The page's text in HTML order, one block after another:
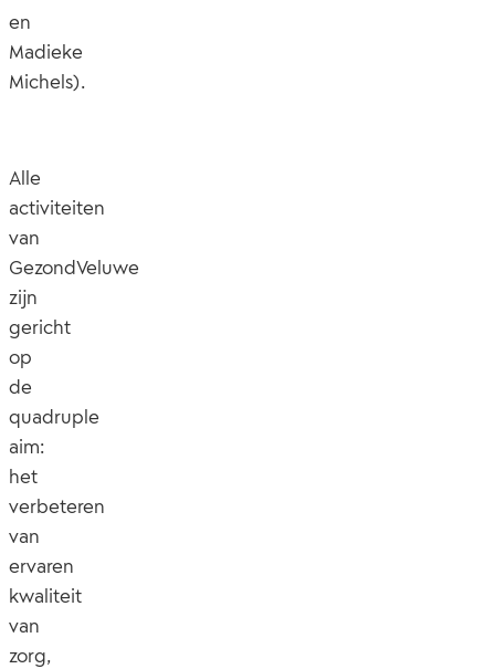
en
Madieke
Michels).
Alle
activiteiten
van
GezondVeluwe
zijn
gericht
op
de
quadruple
aim:
het
verbeteren
van
ervaren
kwaliteit
van
zorg,